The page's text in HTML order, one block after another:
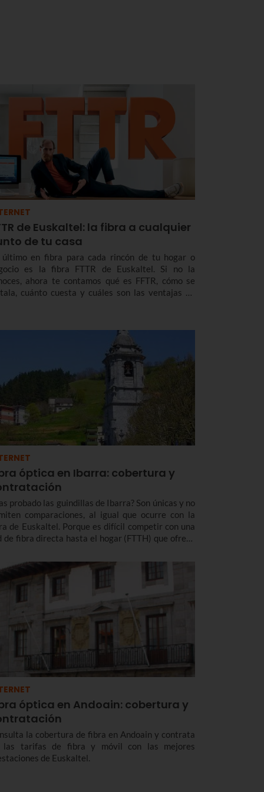
de Euskaltel: la fibra a cualquier
de tu casa
último en fibra para cada rincón de tu hogar o
es la fibra FTTR de Euskaltel. Si no la
ahora te contamos qué es FFTR, cómo se
cuánto cuesta y cuáles son las ventajas de
óptica en Ibarra: cobertura y
probado las guindillas de Ibarra? Son únicas y no
comparaciones, al igual que ocurre con la
de Euskaltel. Porque es difícil competir con una
de fibra directa hasta el hogar (FTTH) que ofrece
en calidad 4K.
óptica en Andoain: cobertura y
la cobertura de fibra en Andoain y contrata
las tarifas de fibra y móvil con las mejores
de Euskaltel.